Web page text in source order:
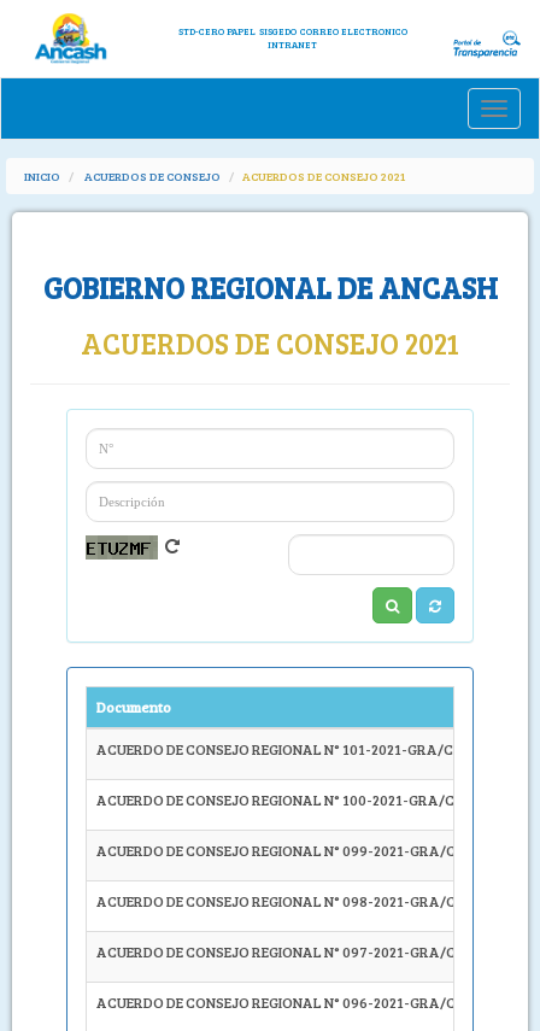
STD-CERO PAPEL SISGEDO CORREO ELECTRONICO
INTRANET
Toggle
INICIO ACUERDOS DE CONSEJO ACUERDOS DE CONSEJO 2021
GOBIERNO REGIONAL DE ANCASH
ACUERDOS DE CONSEJO 2021
Documento
ACUERDO DE CONSEJO REGIONAL N° 101-2021-GRA/CR
ACUERDO DE CONSEJO REGIONAL N° 100-2021-GRA/CR
ACUERDO DE CONSEJO REGIONAL N° 099-2021-GRA/CR
ACUERDO DE CONSEJO REGIONAL N° 098-2021-GRA/CR
ACUERDO DE CONSEJO REGIONAL N° 097-2021-GRA/CR
ACUERDO DE CONSEJO REGIONAL N° 096-2021-GRA/CR